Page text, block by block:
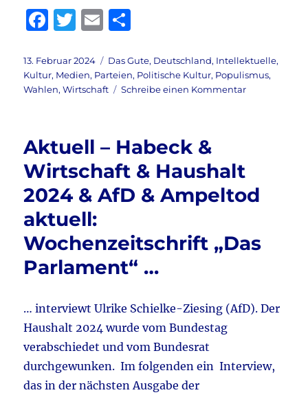
F
c
e
o
k
T
it
te
E
ai
l
le
n
Veröffentlicht
am
13. Februar 2024 Kategorien
Das Gute, Deutschland, Intellektuelle,
Kultur, Medien, Parteien, Politische Kultur, Populismus,
Wahlen,Wirtschaft Schreibe einen Kommentarzu
Ampeltod
aktuell:
Lagebericht
Interview
Aktuell – Habeck &
Wirtschaft & Haushalt
2024 & AfD & Ampeltod
aktuell:
Wochenzeitschrift „Das
Parlament“ …
… interviewt Ulrike Schielke-Ziesing (AfD). Der
Haushalt 2024 wurde vom Bundestag
verabschiedet und vom Bundesrat
durchgewunken. Im folgenden ein Interview,
das in der nächsten Ausgabe der